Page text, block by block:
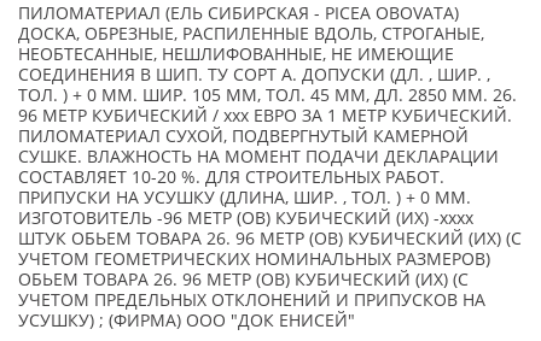
ПИЛОМАТЕРИАЛ (ЕЛЬ СИБИРСКАЯ - PICEA OBOVATA)
ДОСКА, ОБРЕЗНЫЕ, РАСПИЛЕННЫЕ ВДОЛЬ, СТРОГАНЫЕ,
НЕОБТЕСАННЫЕ, НЕШЛИФОВАННЫЕ, НЕ ИМЕЮЩИЕ
СОЕДИНЕНИЯ В ШИП. ТУ СОРТ А. ДОПУСКИ (ДЛ. , ШИР. ,
ТОЛ. ) + 0 ММ. ШИР. 105 ММ, ТОЛ. 45 ММ, ДЛ. 2850 ММ. 26.
96 МЕТР КУБИЧЕСКИЙ / xxx ЕВРО ЗА 1 МЕТР КУБИЧЕСКИЙ.
ПИЛОМАТЕРИАЛ СУХОЙ, ПОДВЕРГНУТЫЙ КАМЕРНОЙ
СУШКЕ. ВЛАЖНОСТЬ НА МОМЕНТ ПОДАЧИ ДЕКЛАРАЦИИ
СОСТАВЛЯЕТ 10-20 %. ДЛЯ СТРОИТЕЛЬНЫХ РАБОТ.
ПРИПУСКИ НА УСУШКУ (ДЛИНА, ШИР. , ТОЛ. ) + 0 ММ.
ИЗГОТОВИТЕЛЬ -96 МЕТР (ОВ) КУБИЧЕСКИЙ (ИХ) -xxxx
ШТУК ОБЬЕМ ТОВАРА 26. 96 МЕТР (ОВ) КУБИЧЕСКИЙ (ИХ) (С
УЧЕТОМ ГЕОМЕТРИЧЕСКИХ НОМИНАЛЬНЫХ РАЗМЕРОВ)
ОБЬЕМ ТОВАРА 26. 96 МЕТР (ОВ) КУБИЧЕСКИЙ (ИХ) (С
УЧЕТОМ ПРЕДЕЛЬНЫХ ОТКЛОНЕНИЙ И ПРИПУСКОВ НА
УСУШКУ) ; (ФИРМА) ООО "ДОК ЕНИСЕЙ"